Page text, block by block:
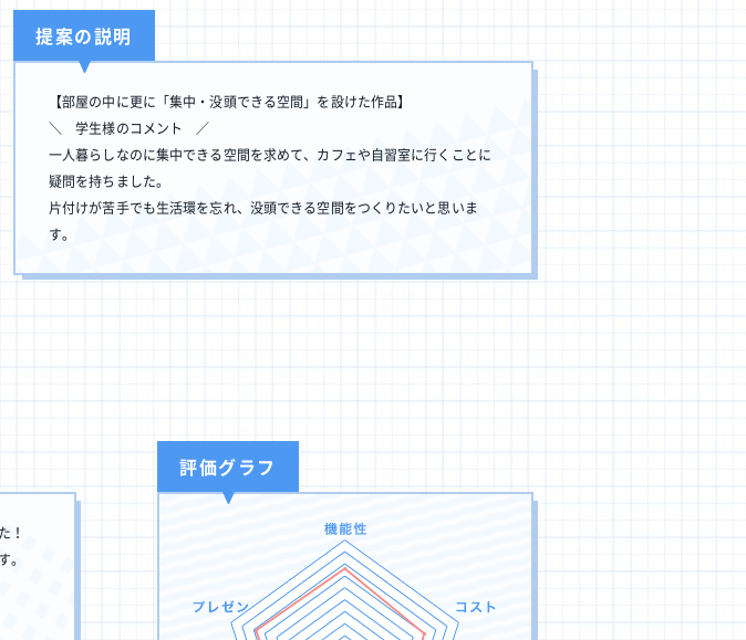
一覧 Blog
過去の作品動画を見る
提案の説明
【部屋の中に更に「集中・没頭できる空間」を設けた作品】
＼ 学生様のコメント ／
一人暮らしなのに集中できる空間を求めて、カフェや自習室に行くことに
疑問を持ちました。
片付けが苦手でも生活環を忘れ、没頭できる空間をつくりたいと思いま
す。
！
。
評価グラフ